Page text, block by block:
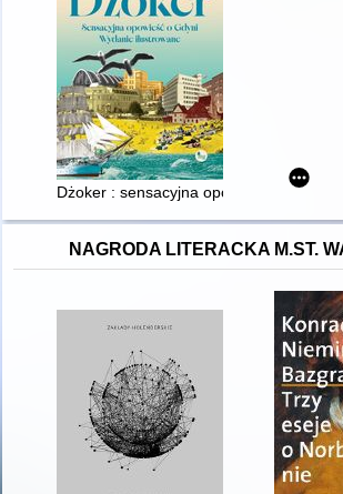
Dżoker : sensacyjna opowieść o Gdyni
NAGRODA LITERACKA M.ST.